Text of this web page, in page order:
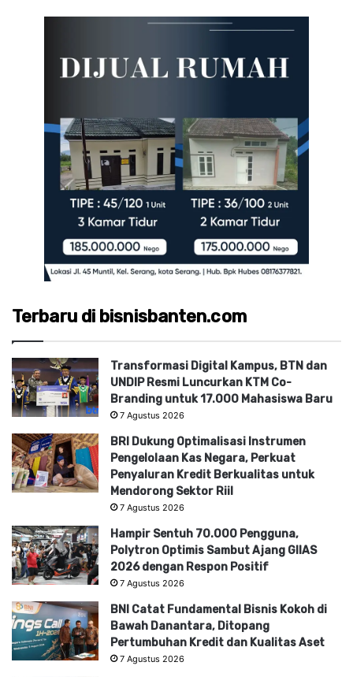
Terbaru di bisnisbanten.com
Transformasi Digital Kampus, BTN dan
UNDIP Resmi Luncurkan KTM Co-
Branding untuk 17.000 Mahasiswa Baru
7 Agustus 2026
BRI Dukung Optimalisasi Instrumen
Pengelolaan Kas Negara, Perkuat
Penyaluran Kredit Berkualitas untuk
Mendorong Sektor Riil
7 Agustus 2026
Hampir Sentuh 70.000 Pengguna,
Polytron Optimis Sambut Ajang GIIAS
2026 dengan Respon Positif
7 Agustus 2026
BNI Catat Fundamental Bisnis Kokoh di
Bawah Danantara, Ditopang
Pertumbuhan Kredit dan Kualitas Aset
7 Agustus 2026